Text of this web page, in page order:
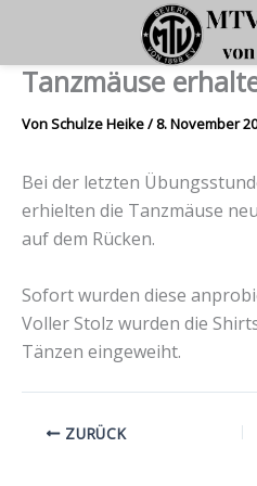
Zum
springen
Tanzmäuse
VonSchulze Heike/8. November
Bei der letzten
erhielten die Tanzmäuse
auf dem Rücken.
Sofort wurden diese
Voller Stolz wurden die
Tänzen eingeweiht.
ZURÜCK